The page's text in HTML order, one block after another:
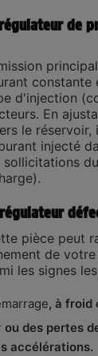
de
d'injection
En
le réservoir,
injecté
sollicitations
pièce peut
de
les signes
, à froid
ou des pertes
accélérations.